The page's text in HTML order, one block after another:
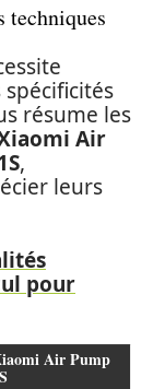
techniques
résume les
Air
,
leurs
pour
Air Pump